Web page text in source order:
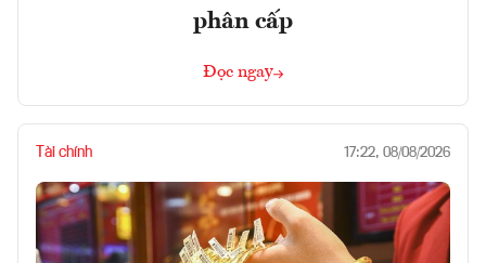
phân cấp
Đọc ngay
Tài chính 17:22, 08/08/2026